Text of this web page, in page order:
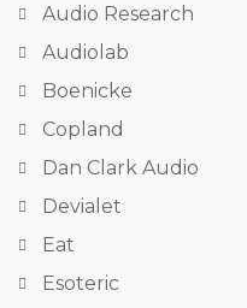
Audio Research
Audiolab
Boenicke
Copland
Dan Clark Audio
Devialet
Eat
Esoteric